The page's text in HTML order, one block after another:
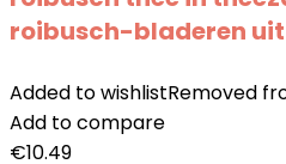
roibusch-bladeren
Added to wishlistRemoved
Add to compare
€10.49